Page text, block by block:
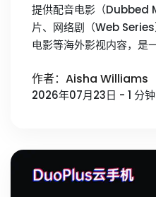
提供配音电影（Dubbed
片、网络剧（Web
电影等海外影视内容，是
作者：Aisha Williams
2026年07月23日 - 1 分